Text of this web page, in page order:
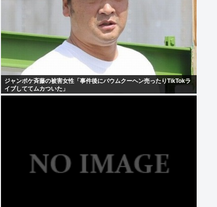
ジャンポケ斉藤の被害女性「事件後にバウムクーヘン売ったりTikTokラ
イブしててムカついた」